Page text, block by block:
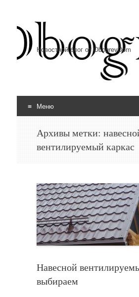
Новостной блог от ObogrevDom
Меню
Архивы метки:
вентилируемый каркас
Навесной
выбираем